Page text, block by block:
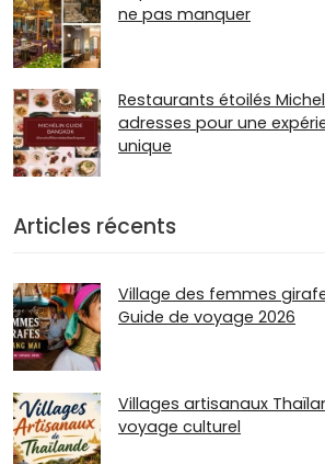
ne pas manquer
Restaurants étoilés
adresses pour une
unique
Articles récents
Village des femmes
Guide de voyage 2026
Villages artisanaux
voyage culturel